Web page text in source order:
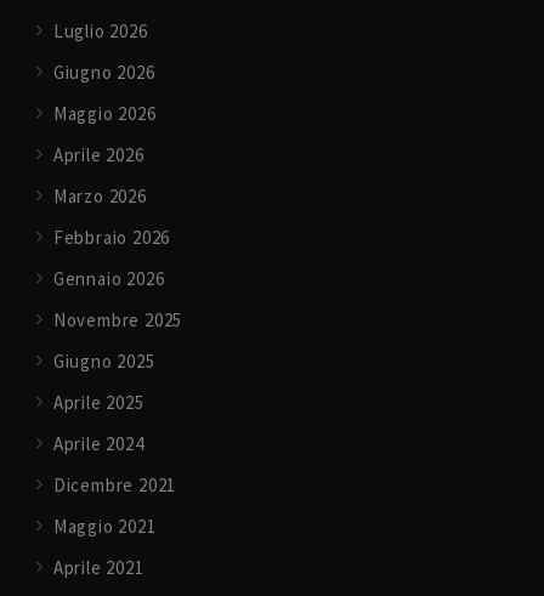
Luglio 2026
Giugno 2026
Maggio 2026
Aprile 2026
Marzo 2026
Febbraio 2026
Gennaio 2026
Novembre 2025
Giugno 2025
Aprile 2025
Aprile 2024
Dicembre 2021
Maggio 2021
Aprile 2021